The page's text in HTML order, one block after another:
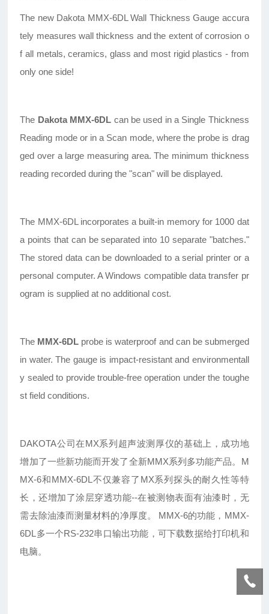
The new Dakota MMX-6DL Wall Thickness Gauge accura
tely measures wall thickness and the extent of corrosion o
f all metals, ceramics, glass and most rigid plastics - from
only one side!
The Dakota MMX-6DL can be used in a Single Thickness
Reading mode or in a Scan mode, where the probe is drag
ged over a large measuring area. The minimum thickness
reading recorded during the "scan" will be displayed.
The MMX-6DL incorporates a built-in memory for 1000 dat
a points that can be separated into 10 separate "batches."
The stored data can be downloaded to a serial printer or a
personal computer. A Windows compatible data transfer pr
ogram is supplied at no additional cost.
The MMX-6DL probe is waterproof and can be submerged
in water. The gauge is impact-resistant and environmentall
y sealed to provide trouble-free operation under the toughe
st field conditions.
DAKOTA公司在MX系列超声波测厚仪的基础上，成功地
增加了一些新功能而开发了全新MMX系列多功能产品。M
MX-6和MMX-6DL不仅兼容了MX系列探头的耐久性等特
长，还增加了涂层穿透功能--在被测物表面有油漆时，无
需去除油漆而测量材料的净厚度。 MMX-6的功能，MMX-
6DL多一个RS-232串口输出功能，可下载数据给打印机和
电脑。